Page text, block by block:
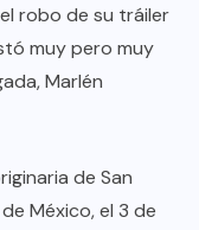
robo de su tráiler
muy pero muy
Marlén
de San
México, el 3 de